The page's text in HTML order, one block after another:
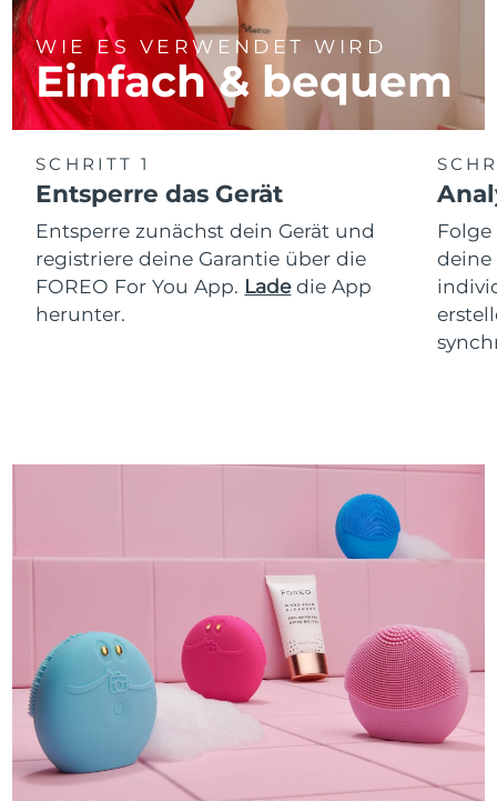
WIE ES VERWENDET WIRD
Einfach & bequem
SCHRITT 1
Entsperre das Gerät
Entsperre zunächst dein Gerät und
registriere deine Garantie über die
FOREO For You App. Ladedie App
herunter.
deine